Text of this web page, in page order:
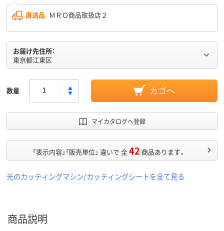
直送品 ＭＲＯ商品取扱店２
お届け先住所：
東京都江東区
数量 カゴへ
マイカタログへ登録
「表示内容」「販売単位」 違いで 全42 商品あります。
光のカッティングマシン/カッティングシートを全て見る
商品説明